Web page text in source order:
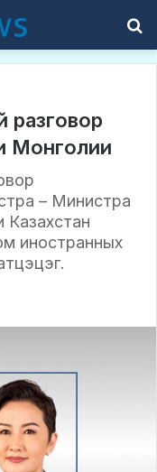
разговор
Монголии
– Министра
Казахстан
иностранных